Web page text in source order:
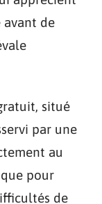
avant de
situé
par une
au
pour
de